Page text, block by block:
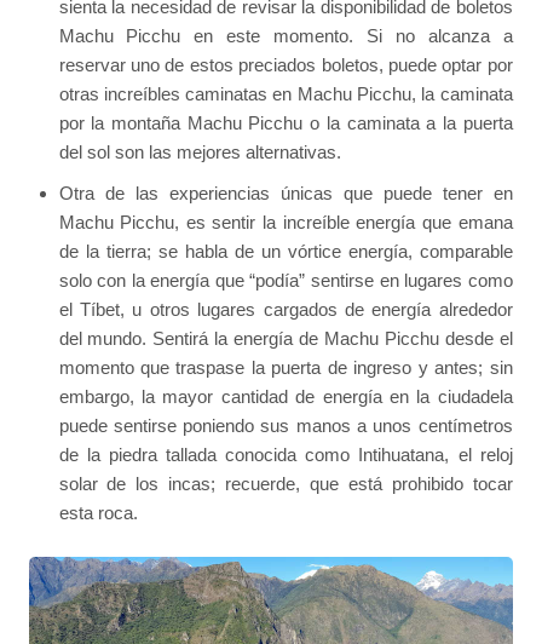
sienta la necesidad de revisar la disponibilidad de boletos
Machu Picchu en este momento. Si no alcanza a
reservar uno de estos preciados boletos, puede optar por
otras increíbles caminatas en Machu Picchu, la caminata
por la montaña Machu Picchu o la caminata a la puerta
del sol son las mejores alternativas.
Otra de las experiencias únicas que puede tener en
Machu Picchu, es sentir la increíble energía que emana
de la tierra; se habla de un vórtice energía, comparable
solo con la energía que “podía” sentirse en lugares como
el Tíbet, u otros lugares cargados de energía alrededor
del mundo. Sentirá la energía de Machu Picchu desde el
momento que traspase la puerta de ingreso y antes; sin
embargo, la mayor cantidad de energía en la ciudadela
puede sentirse poniendo sus manos a unos centímetros
de la piedra tallada conocida como Intihuatana, el reloj
solar de los incas; recuerde, que está prohibido tocar
esta roca.